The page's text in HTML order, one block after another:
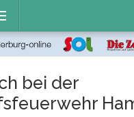
bei der